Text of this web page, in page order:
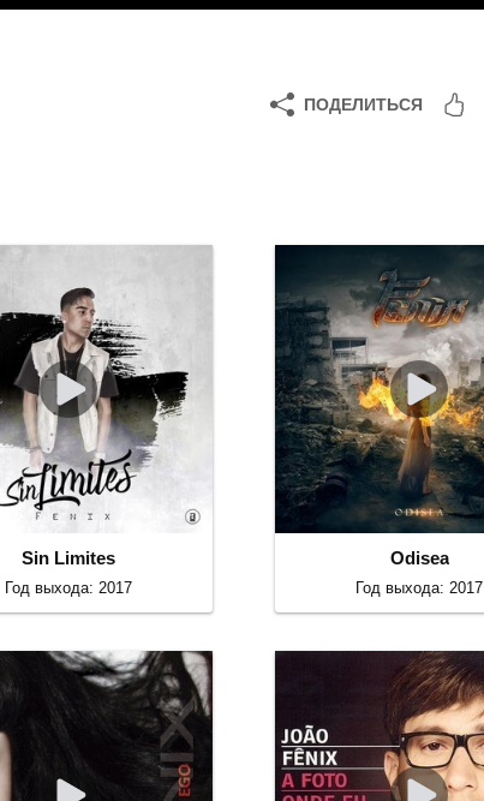
ПОДЕЛИТЬСЯ
Sin Limites
Год выхода: 2017
Odisea
Год выхода: 2017